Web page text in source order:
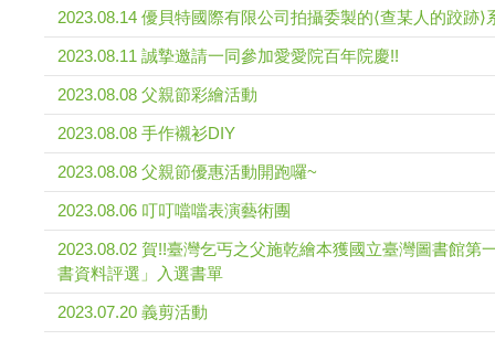
2023.08.14 優貝特國際有限公司拍攝委製的⟨查某人的跤跡⟩
2023.08.11 誠摯邀請一同參加愛愛院百年院慶!!
2023.08.08 父親節彩繪活動
2023.08.08 手作襯衫DIY
2023.08.08 父親節優惠活動開跑囉~
2023.08.06 叮叮噹噹表演藝術團
2023.08.02 賀!!臺灣乞丐之父施乾繪本獲國立臺灣圖書館第
書資料評選」入選書單
2023.07.20 義剪活動